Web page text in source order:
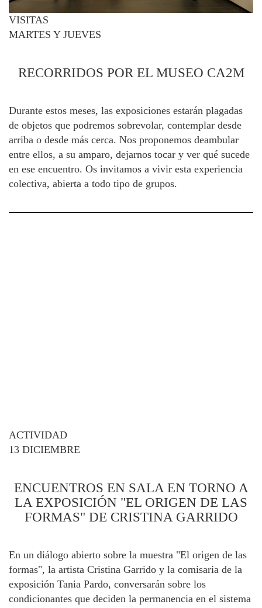
VISITAS
MARTES Y JUEVES
RECORRIDOS POR EL MUSEO CA2M
Durante estos meses, las exposiciones estarán plagadas
de objetos que podremos sobrevolar, contemplar desde
arriba o desde más cerca. Nos proponemos deambular
entre ellos, a su amparo, dejarnos tocar y ver qué sucede
en ese encuentro. Os invitamos a vivir esta experiencia
colectiva, abierta a todo tipo de grupos.
ACTIVIDAD
13 DICIEMBRE
ENCUENTROS EN SALA EN TORNO A
LA EXPOSICIÓN "EL ORIGEN DE LAS
FORMAS" DE CRISTINA GARRIDO
En un diálogo abierto sobre la muestra "El origen de las
formas", la artista Cristina Garrido y la comisaria de la
exposición Tania Pardo, conversarán sobre los
condicionantes que deciden la permanencia en el sistema